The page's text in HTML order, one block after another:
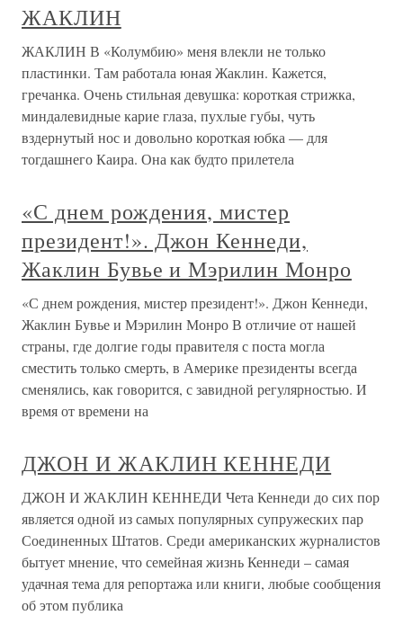
ЖАКЛИН
ЖАКЛИН В «Колумбию» меня влекли не только
пластинки. Там работала юная Жаклин. Кажется,
гречанка. Очень стильная девушка: короткая стрижка,
миндалевидные карие глаза, пухлые губы, чуть
вздернутый нос и довольно короткая юбка — для
тогдашнего Каира. Она как будто прилетела
«С днем рождения, мистер
президент!». Джон Кеннеди,
Жаклин Бувье и Мэрилин Монро
«С днем рождения, мистер президент!». Джон Кеннеди,
Жаклин Бувье и Мэрилин Монро В отличие от нашей
страны, где долгие годы правителя с поста могла
сместить только смерть, в Америке президенты всегда
сменялись, как говорится, с завидной регулярностью. И
время от времени на
ДЖОН И ЖАКЛИН КЕННЕДИ
ДЖОН И ЖАКЛИН КЕННЕДИ Чета Кеннеди до сих пор
является одной из самых популярных супружеских пар
Соединенных Штатов. Среди американских журналистов
бытует мнение, что семейная жизнь Кеннеди – самая
удачная тема для репортажа или книги, любые сообщения
об этом публика